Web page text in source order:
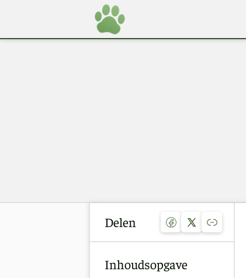
Delen
Inhoudsopgave